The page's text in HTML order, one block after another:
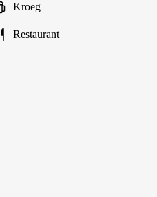
Kroeg
Restaurant